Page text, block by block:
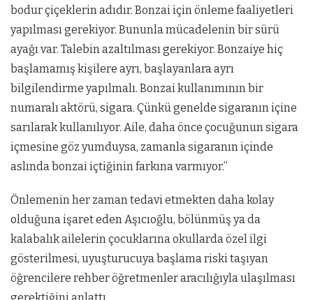
bodur çiçeklerin adıdır. Bonzai için önleme faaliyetleri
yapılması gerekiyor. Bununla mücadelenin bir sürü
ayağı var. Talebin azaltılması gerekiyor. Bonzaiye hiç
başlamamış kişilere ayrı, başlayanlara ayrı
bilgilendirme yapılmalı. Bonzai kullanımının bir
numaralı aktörü, sigara. Çünkü genelde sigaranın içine
sarılarak kullanılıyor. Aile, daha önce çocuğunun sigara
içmesine göz yumduysa, zamanla sigaranın içinde
aslında bonzai içtiğinin farkına varmıyor.”
Önlemenin her zaman tedavi etmekten daha kolay
olduğuna işaret eden Aşıcıoğlu, bölünmüş ya da
kalabalık ailelerin çocuklarına okullarda özel ilgi
gösterilmesi, uyuşturucuya başlama riski taşıyan
öğrencilere rehber öğretmenler aracılığıyla ulaşılması